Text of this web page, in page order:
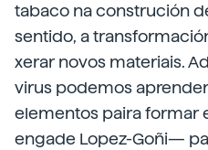
tabaco na construción
sentido, a
xerar novos materiais.
virus podemos
elementos paira formar
engade Lopez-Goñi—